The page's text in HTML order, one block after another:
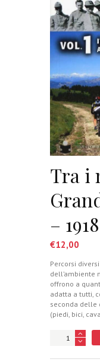
Tra i
–
€12,00
Percorsi
dell’ambiente
offrono a
adatta a tutti,
seconda delle
(piedi, bici,